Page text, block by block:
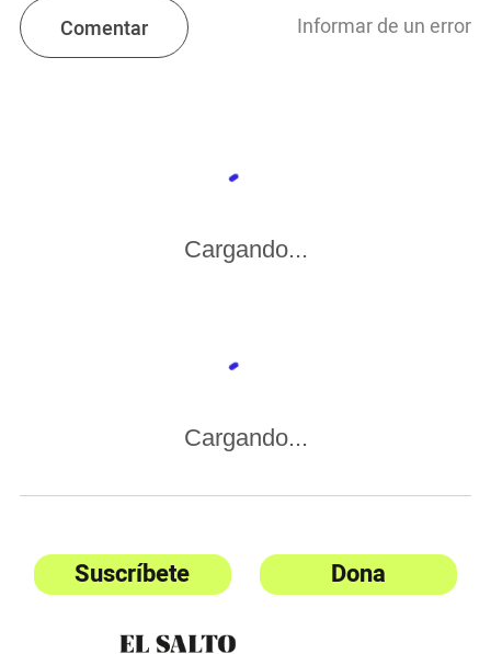
Comentar Informar de un error
Cargando...
Cargando...
Suscríbete Dona